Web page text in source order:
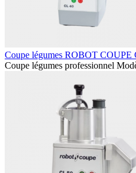
Coupe légumes ROBOT COUPE
Coupe légumes professionnel